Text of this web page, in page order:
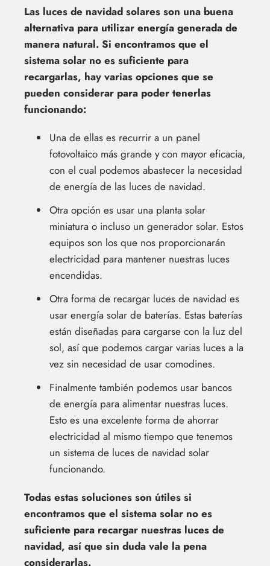
Las luces de navidad solares son una buena
alternativa para utilizar energía generada de
manera natural. Si encontramos que el
sistema solar no es suficiente para
recargarlas, hay varias opciones que se
pueden considerar para poder tenerlas
funcionando:
Una de ellas es recurrir a un panel
fotovoltaico más grande y con mayor eficacia,
con el cual podemos abastecer la necesidad
de energía de las luces de navidad.
Otra opción es usar una planta solar
miniatura o incluso un generador solar. Estos
equipos son los que nos proporcionarán
electricidad para mantener nuestras luces
encendidas.
Otra forma de recargar luces de navidad es
usar energía solar de baterías. Estas baterías
están diseñadas para cargarse con la luz del
sol, así que podemos cargar varias luces a la
vez sin necesidad de usar comodines.
Finalmente también podemos usar bancos
de energía para alimentar nuestras luces.
Esto es una excelente forma de ahorrar
electricidad al mismo tiempo que tenemos
un sistema de luces de navidad solar
funcionando.
Todas estas soluciones son útiles si
encontramos que el sistema solar no es
suficiente para recargar nuestras luces de
navidad, así que sin duda vale la pena
considerarlas.